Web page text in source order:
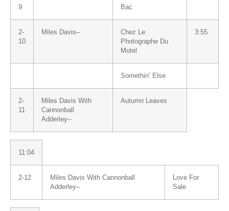
9
Bac
2-
10
Miles Davis–
Chez Le
Photographe Du
Motel
3:55
Somethin’ Else
2-
11
Miles Davis With
Cannonball
Adderley–
Autumn Leaves
11:04
2-12 Miles Davis With Cannonball
Adderley–
Love For
Sale